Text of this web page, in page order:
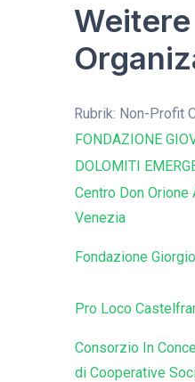
Rubrik: Non-Profit
FONDAZIONE
DOLOMITI
Centro Don Orione
Venezia
Fondazione
Pro Loco
Consorzio In
di Cooperative